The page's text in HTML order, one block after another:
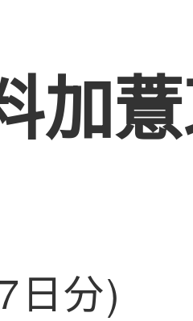
加
日分)